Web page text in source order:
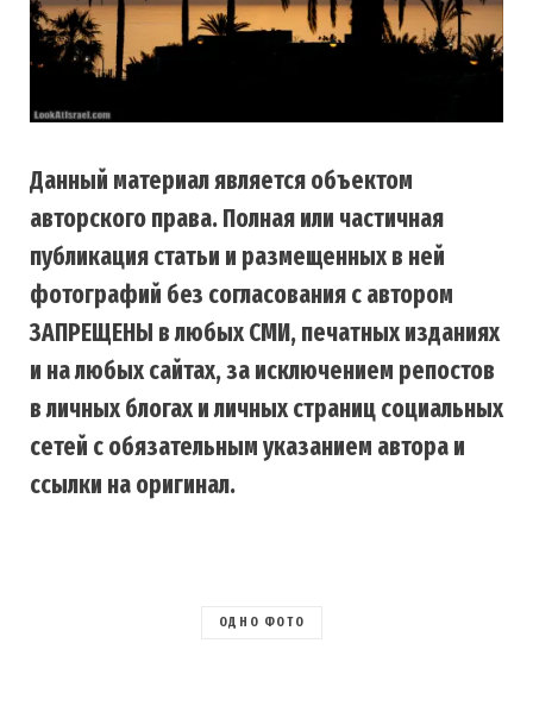
Данный материал является объектом
авторского права. Полная или частичная
публикация статьи и размещенных в ней
фотографий без согласования с автором
ЗАПРЕЩЕНЫ в любых СМИ, печатных изданиях
и на любых сайтах, за исключением репостов
в личных блогах и личных страниц социальных
сетей с обязательным указанием автора и
ссылки на оригинал.
ОДНО ФОТО